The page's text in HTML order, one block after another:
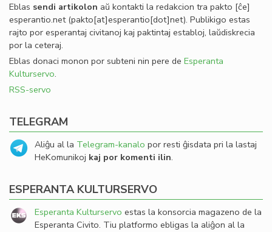
Eblas sendi artikolon aŭ kontakti la redakcion tra pakto [ĉe]
esperantio.net(pakto[at]esperantio[dot]net). Publikigo estas
rajto por esperantaj civitanoj kaj paktintaj establoj, laŭdiskrecia
por la ceteraj.
Eblas donaci monon por subteni nin pere de Esperanta
Kulturservo.
RSS-servo
TELEGRAM
Aliĝu al la Telegram-kanalo por resti ĝisdata pri la lastaj
HeKomunikoj kaj por komenti ilin.
ESPERANTA KULTURSERVO
Esperanta Kulturservo estas la konsorcia magazeno de la
Esperanta Civito. Tiu platformo ebligas la aliĝon al la